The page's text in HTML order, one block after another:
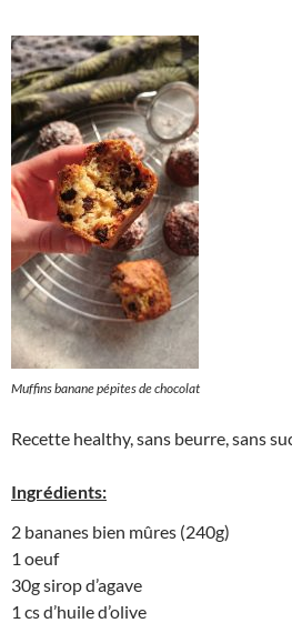
Muffins banane pépites de chocolat
Recette healthy, sans beurre, sans
Ingrédients:
2 bananes bien mûres (240g)
1 oeuf
30g sirop d’agave
1 cs d’huile d’olive